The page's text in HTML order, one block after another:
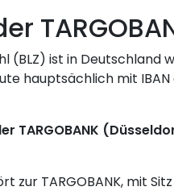
(BLZ) ist in
hauptsächlich mit
TARGOBANK
zur TARGOBANK, mit